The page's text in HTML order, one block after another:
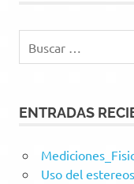
ENTRADAS
Uso del